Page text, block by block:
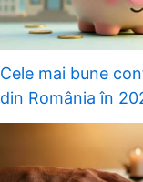
Cele mai bune
din România în